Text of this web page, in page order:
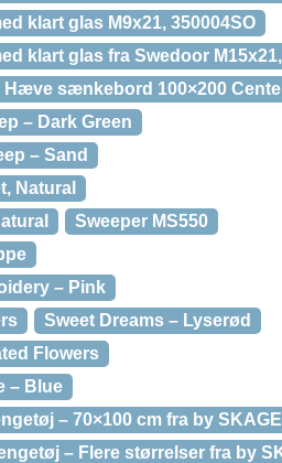
klart glas M9x21, 350004SO
klart glas fra Swedoor
Hæve sænkebord 100×200
– Dark Green
– Sand
Natural
Sweeper MS550
– Pink
Sweet Dreams – Lyserød
Flowers
– Blue
– 70×100 cm fra by
– Flere størrelser fra by